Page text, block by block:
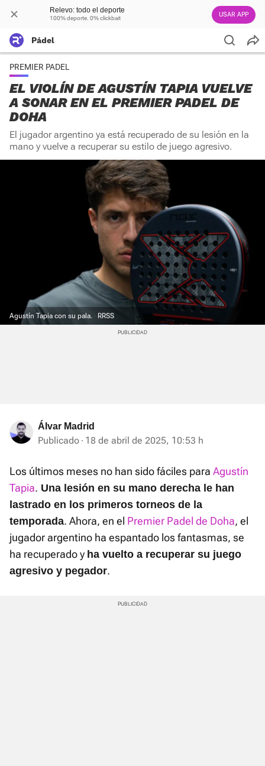
Relevo: todo el deporte
100% deporte. 0% clickbait USAR APP
Pádel
PREMIER PADEL
EL VIOLÍN DE AGUSTÍN TAPIA VUELVE
A SONAR EN EL PREMIER PADEL DE
DOHA
El jugador argentino ya está recuperado de su lesión en la
mano y vuelve a recuperar su estilo de juego agresivo.
Agustín Tapia con su pala. RRSS
Álvar Madrid
Publicado 18 de abril de 2025, 10:53 h
Los últimos meses no han sido fáciles para Agustín
Tapia. Una lesión en su mano derecha le han
lastrado en los primeros torneos de la
temporada. Ahora, en el Premier Padel de Doha, el
jugador argentino ha espantado los fantasmas, se
ha recuperado y ha vuelto a recuperar su juego
agresivo y pegador.